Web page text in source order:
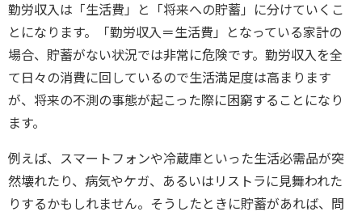
勤労収入は「生活費」と「将来への貯蓄」に分けていくこ
とになります。「勤労収入＝生活費」となっている家計の
場合、貯蓄がない状況では非常に危険です。勤労収入を全
て日々の消費に回しているので生活満足度は高まります
が、将来の不測の事態が起こった際に困窮することになり
ます。
例えば、スマートフォンや冷蔵庫といった生活必需品が突
然壊れたり、病気やケガ、あるいはリストラに見舞われた
りするかもしれません。そうしたときに貯蓄があれば、問